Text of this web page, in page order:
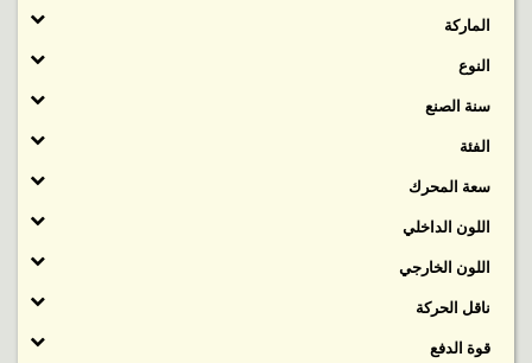
الماركة
النوع
سنة الصنع
الفئة
‬سعة المحرك
اللون الداخلي
اللون الخارجي
ناقل الحركة
قوة الدفع